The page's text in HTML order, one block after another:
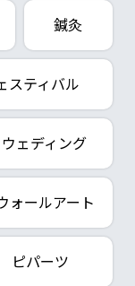
鍼灸
スティバル
ウェディング
ォールアート
ピパーツ